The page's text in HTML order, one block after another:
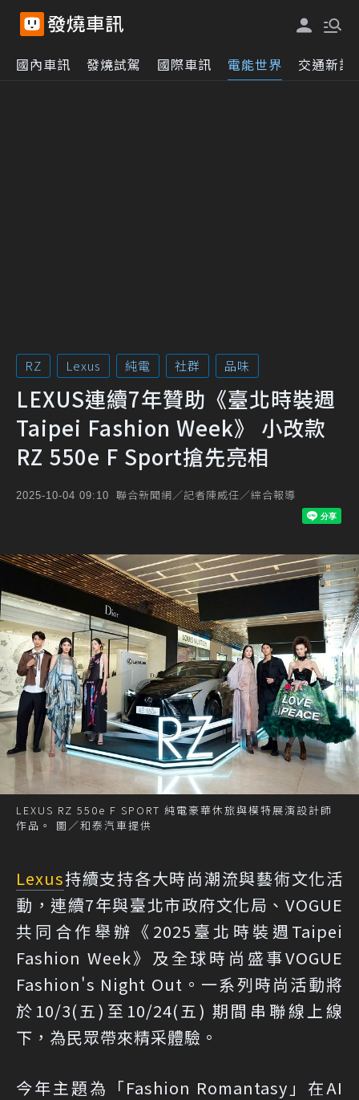
國內車訊 發燒試駕 國際車訊 電能世界 交通新訊
RZ Lexus 純電 社群 品味
LEXUS連續7年贊助《臺北時裝週
Taipei Fashion Week》 小改款
RZ 550e F Sport搶先亮相
2025-10-04 09:10 聯合新聞網／記者陳威任／綜合報導
LEXUS RZ 550e F SPORT 純電豪華休旅與模特展演設計師
作品。 圖／和泰汽車提供
Lexus持續支持各大時尚潮流與藝術文化活
動，連續7年與臺北市政府文化局、VOGUE
共同合作舉辦《2025臺北時裝週Taipei
Fashion Week》及全球時尚盛事VOGUE
Fashion's Night Out。一系列時尚活動將
於10/3(五)至10/24(五) 期間串聯線上線
下，為民眾帶來精采體驗。
今年主題為「Fashion Romantasy」在AI